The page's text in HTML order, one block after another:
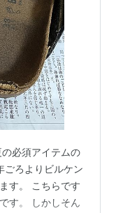
必須アイテムの
ごろよりビルケン
す。 こちらです
す。 しかしそん